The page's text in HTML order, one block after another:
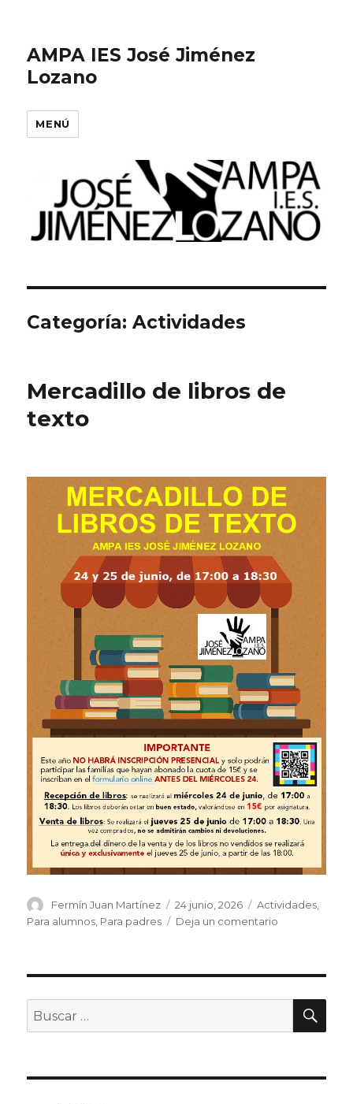
AMPA IES José Jiménez
Lozano
MENÚ
Categoría:Actividades
Mercadillo de libros de
texto
Autor
Fermín Juan Martínez
Publicado
el
24 junio, 2026 Categorías
Actividades
Para alumnos Para padres Deja un comentario
texto
Buscar
por: